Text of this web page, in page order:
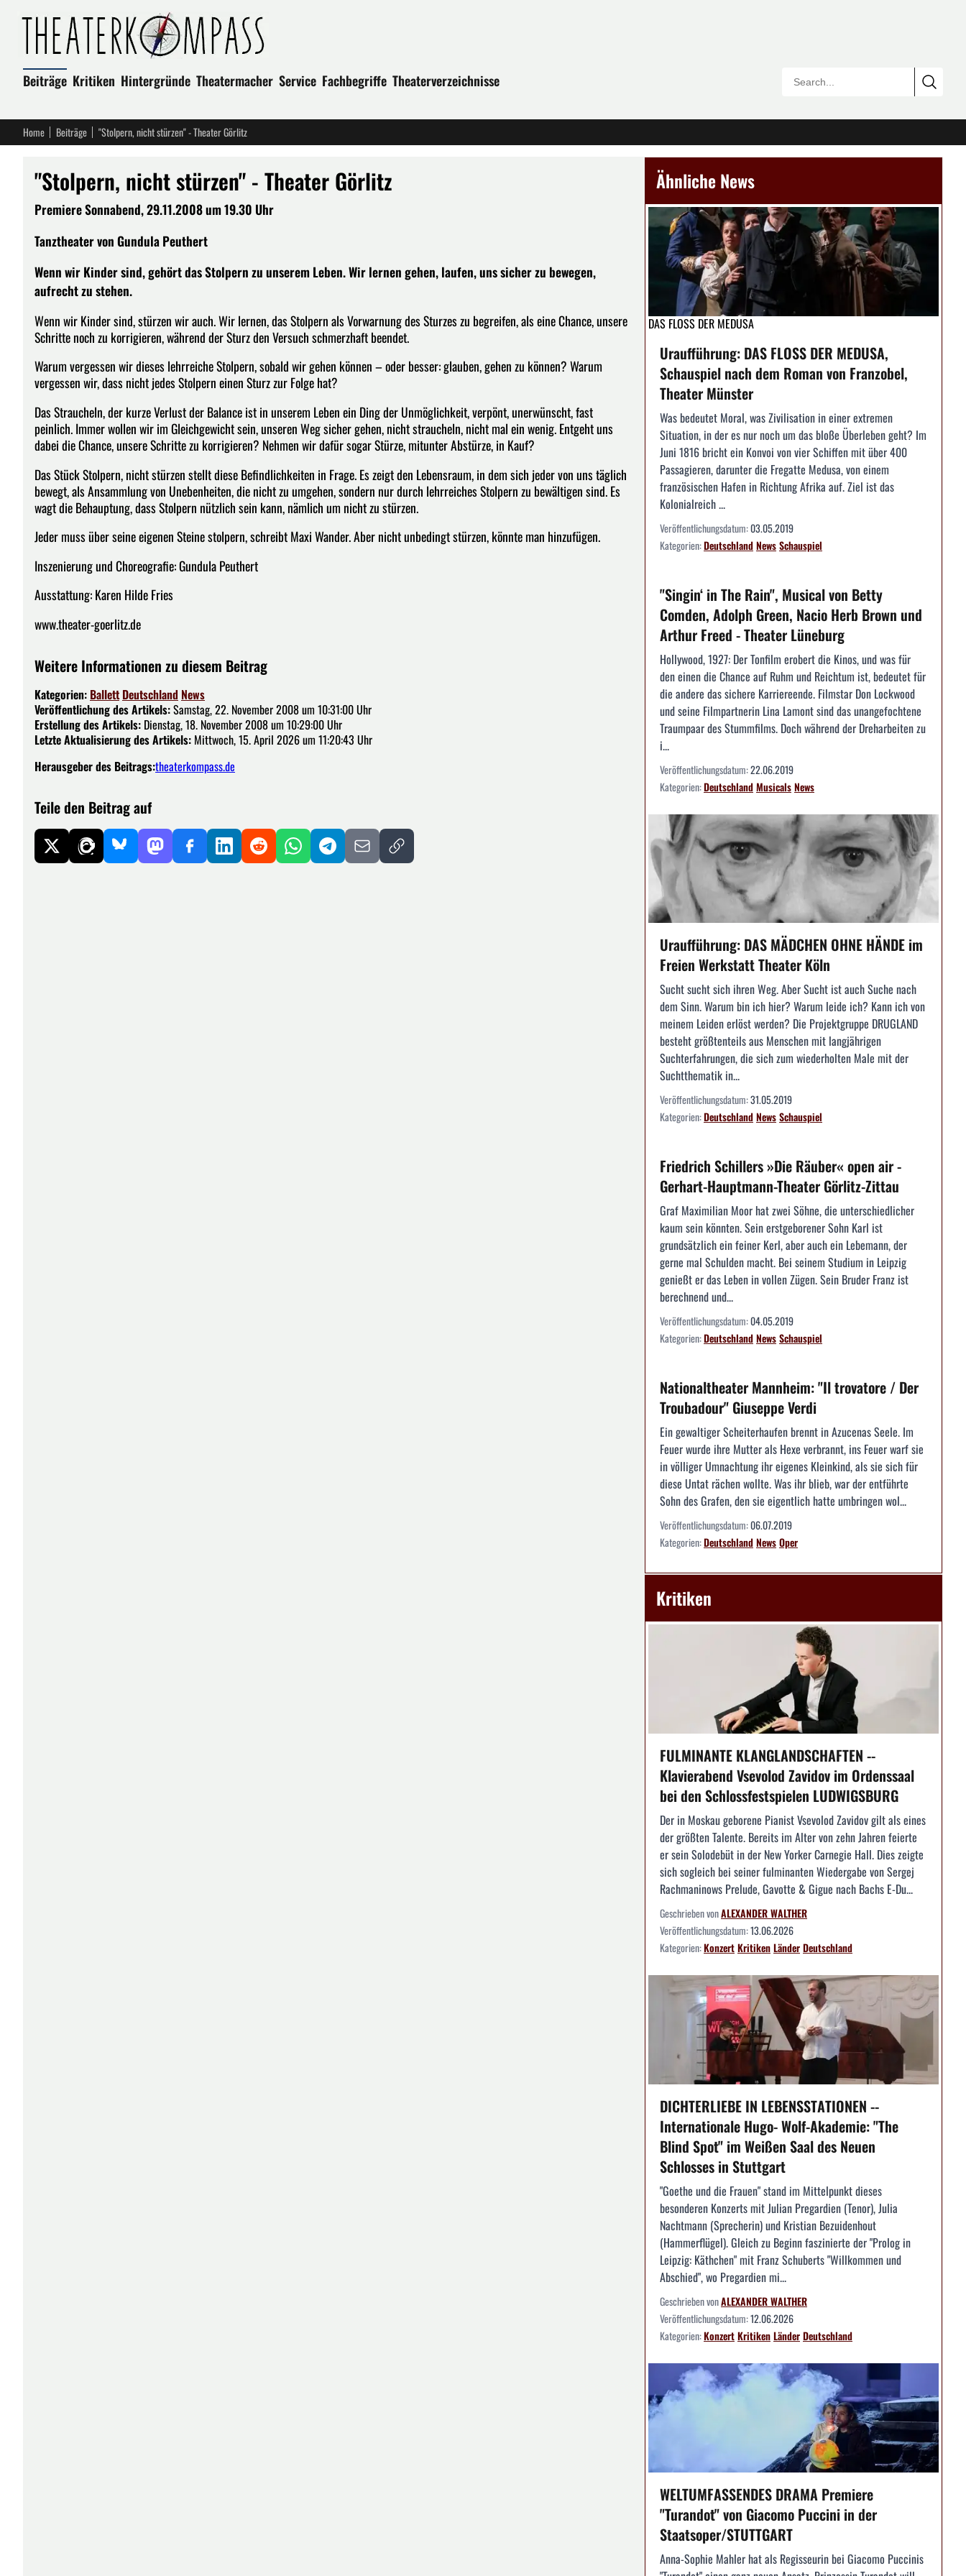
Beiträge Kritiken Hintergründe Theatermacher Service Fachbegriffe Theaterverzeichnisse
Home Beiträge "Stolpern, nicht stürzen" - Theater Görlitz
"Stolpern, nicht stürzen" - Theater Görlitz
Premiere Sonnabend, 29.11.2008 um 19.30 Uhr
Tanztheater von Gundula Peuthert
Wenn wir Kinder sind, gehört das Stolpern zu unserem Leben. Wir lernen gehen, laufen, uns sicher zu bewegen,
aufrecht zu stehen.
Wenn wir Kinder sind, stürzen wir auch. Wir lernen, das Stolpern als Vorwarnung des Sturzes zu begreifen, als eine Chance, unsere
Schritte noch zu korrigieren, während der Sturz den Versuch schmerzhaft beendet.
Warum vergessen wir dieses lehrreiche Stolpern, sobald wir gehen können – oder besser: glauben, gehen zu können? Warum
vergessen wir, dass nicht jedes Stolpern einen Sturz zur Folge hat?
Das Straucheln, der kurze Verlust der Balance ist in unserem Leben ein Ding der Unmöglichkeit, verpönt, unerwünscht, fast
peinlich. Immer wollen wir im Gleichgewicht sein, unseren Weg sicher gehen, nicht straucheln, nicht mal ein wenig. Entgeht uns
dabei die Chance, unsere Schritte zu korrigieren? Nehmen wir dafür sogar Stürze, mitunter Abstürze, in Kauf?
Das Stück Stolpern, nicht stürzen stellt diese Befindlichkeiten in Frage. Es zeigt den Lebensraum, in dem sich jeder von uns täglich
bewegt, als Ansammlung von Unebenheiten, die nicht zu umgehen, sondern nur durch lehrreiches Stolpern zu bewältigen sind. Es
wagt die Behauptung, dass Stolpern nützlich sein kann, nämlich um nicht zu stürzen.
Jeder muss über seine eigenen Steine stolpern, schreibt Maxi Wander. Aber nicht unbedingt stürzen, könnte man hinzufügen.
Inszenierung und Choreografie: Gundula Peuthert
Ausstattung: Karen Hilde Fries
www.theater-goerlitz.de
Weitere Informationen zu diesem Beitrag
Kategorien: Ballett Deutschland News
Veröffentlichung des Artikels:Samstag, 22. November 2008 um 10:31:00 Uhr
Erstellung des Artikels: Dienstag, 18. November 2008 um 10:29:00 Uhr
Letzte Aktualisierung des Artikels: Mittwoch, 15. April 2026 um 11:20:43 Uhr
Herausgeber des Beitrags:theaterkompass.de
Teile den Beitrag auf
Ähnliche News
DAS FLOSS DER MEDUSA
Uraufführung: DAS FLOSS DER MEDUSA,
Schauspiel nach dem Roman von Franzobel,
Theater Münster
Was bedeutet Moral, was Zivilisation in einer extremen
Situation, in der es nur noch um das bloße Überleben geht? Im
Juni 1816 bricht ein Konvoi von vier Schiffen mit über 400
Passagieren, darunter die Fregatte Medusa, von einem
französischen Hafen in Richtung Afrika auf. Ziel ist das
Kolonialreich ...
Veröffentlichungsdatum:03.05.2019
Kategorien:DeutschlandNewsSchauspiel
"Singin‘ in The Rain", Musical von Betty
Comden, Adolph Green, Nacio Herb Brown und
Arthur Freed - Theater Lüneburg
Hollywood, 1927: Der Tonfilm erobert die Kinos, und was für
den einen die Chance auf Ruhm und Reichtum ist, bedeutet für
die andere das sichere Karriereende. Filmstar Don Lockwood
und seine Filmpartnerin Lina Lamont sind das unangefochtene
Traumpaar des Stummfilms. Doch während der Dreharbeiten zu
i...
Veröffentlichungsdatum:22.06.2019
Kategorien:DeutschlandMusicalsNews
Uraufführung: DAS MÄDCHEN OHNE HÄNDE im
Freien Werkstatt Theater Köln
Sucht sucht sich ihren Weg. Aber Sucht ist auch Suche nach
dem Sinn. Warum bin ich hier? Warum leide ich? Kann ich von
meinem Leiden erlöst werden? Die Projektgruppe DRUGLAND
besteht größtenteils aus Menschen mit langjährigen
Suchterfahrungen, die sich zum wiederholten Male mit der
Suchtthematik in...
Veröffentlichungsdatum:31.05.2019
Kategorien:DeutschlandNewsSchauspiel
Friedrich Schillers »Die Räuber« open air -
Gerhart-Hauptmann-Theater Görlitz-Zittau
Graf Maximilian Moor hat zwei Söhne, die unterschiedlicher
kaum sein könnten. Sein erstgeborener Sohn Karl ist
grundsätzlich ein feiner Kerl, aber auch ein Lebemann, der
gerne mal Schulden macht. Bei seinem Studium in Leipzig
genießt er das Leben in vollen Zügen. Sein Bruder Franz ist
berechnend und...
Veröffentlichungsdatum:04.05.2019
Kategorien:DeutschlandNewsSchauspiel
Nationaltheater Mannheim: "Il trovatore / Der
Troubadour" Giuseppe Verdi
Ein gewaltiger Scheiterhaufen brennt in Azucenas Seele. Im
Feuer wurde ihre Mutter als Hexe verbrannt, ins Feuer warf sie
in völliger Umnachtung ihr eigenes Kleinkind, als sie sich für
diese Untat rächen wollte. Was ihr blieb, war der entführte
Sohn des Grafen, den sie eigentlich hatte umbringen wol...
Veröffentlichungsdatum:06.07.2019
Kategorien:DeutschlandNewsOper
Kritiken
FULMINANTE KLANGLANDSCHAFTEN --
Klavierabend Vsevolod Zavidov im Ordenssaal
bei den Schlossfestspielen LUDWIGSBURG
Der in Moskau geborene Pianist Vsevolod Zavidov gilt als eines
der größten Talente. Bereits im Alter von zehn Jahren feierte
er sein Solodebüt in der New Yorker Carnegie Hall. Dies zeigte
sich sogleich bei seiner fulminanten Wiedergabe von Sergej
Rachmaninows Prelude, Gavotte & Gigue nach Bachs E-Du...
Geschrieben vonALEXANDER WALTHER
Veröffentlichungsdatum:13.06.2026
Kategorien:KonzertKritikenLänderDeutschland
DICHTERLIEBE IN LEBENSSTATIONEN --
Internationale Hugo- Wolf-Akademie: "The
Blind Spot" im Weißen Saal des Neuen
Schlosses in Stuttgart
"Goethe und die Frauen" stand im Mittelpunkt dieses
besonderen Konzerts mit Julian Pregardien (Tenor), Julia
Nachtmann (Sprecherin) und Kristian Bezuidenhout
(Hammerflügel). Gleich zu Beginn faszinierte der "Prolog in
Leipzig: Käthchen" mit Franz Schuberts "Willkommen und
Abschied", wo Pregardien mi...
Geschrieben vonALEXANDER WALTHER
Veröffentlichungsdatum:12.06.2026
Kategorien:KonzertKritikenLänderDeutschland
WELTUMFASSENDES DRAMA Premiere
"Turandot" von Giacomo Puccini in der
Staatsoper/STUTTGART
Anna-Sophie Mahler hat als Regisseurin bei Giacomo Puccinis